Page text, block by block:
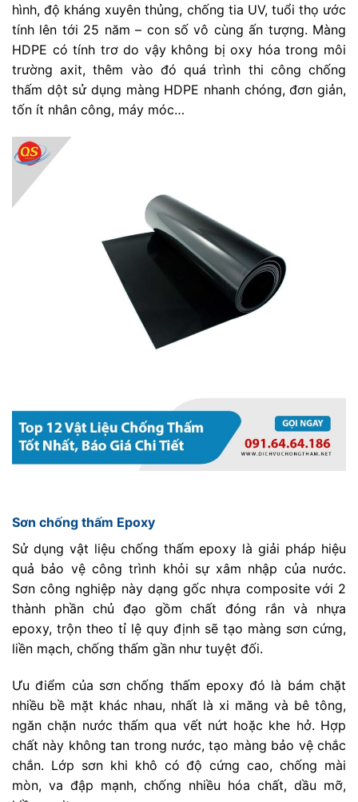
hình, độ kháng xuyên thủng, chống tia UV, tuổi thọ ước
tính lên tới 25 năm – con số vô cùng ấn tượng. Màng
HDPE có tính trơ do vậy không bị oxy hóa trong môi
trường axit, thêm vào đó quá trình thi công chống
thấm dột sử dụng màng HDPE nhanh chóng, đơn giản,
tốn ít nhân công, máy móc…
Sơn chống thấm Epoxy
Sử dụng vật liệu chống thấm epoxy là giải pháp hiệu
quả bảo vệ công trình khỏi sự xâm nhập của nước.
Sơn công nghiệp này dạng gốc nhựa composite với 2
thành phần chủ đạo gồm chất đóng rắn và nhựa
epoxy, trộn theo tỉ lệ quy định sẽ tạo màng sơn cứng,
liền mạch, chống thấm gần như tuyệt đối.
Ưu điểm của sơn chống thấm epoxy đó là bám chặt
nhiều bề mặt khác nhau, nhất là xi măng và bê tông,
ngăn chặn nước thấm qua vết nứt hoặc khe hở. Hợp
chất này không tan trong nước, tạo màng bảo vệ chắc
chắn. Lớp sơn khi khô có độ cứng cao, chống mài
mòn, va đập mạnh, chống nhiều hóa chất, dầu mỡ,